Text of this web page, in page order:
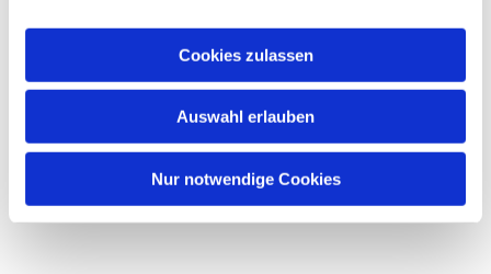
Cookies zulassen
Auswahl erlauben
Nur notwendige Cookies